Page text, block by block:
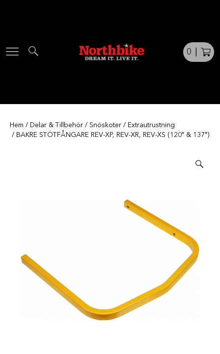
0
Hem / Delar & Tillbehör / Snöskoter / Extrautrustning
/ BAKRE STÖTFÅNGARE REV-XP, REV-XR, REV-XS (120″ & 137″)